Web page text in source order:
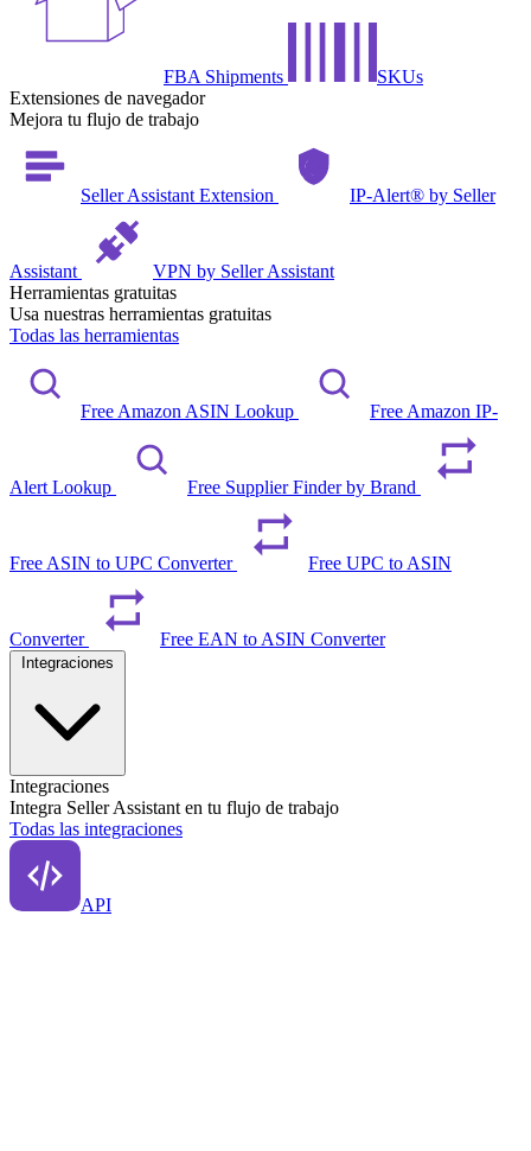
FBA Shipments
SKUs
Extensiones de navegador
Mejora tu flujo de trabajo
Seller Assistant Extension IP-Alert® by Seller
Assistant
VPN by Seller Assistant
Herramientas gratuitas
Usa nuestras herramientas gratuitas
Todas las herramientas
Free Amazon ASIN Lookup Free Amazon IP-
Alert Lookup Free Supplier Finder by Brand
Free ASIN to UPC Converter Free UPC to ASIN
Converter Free EAN to ASIN Converter
Integraciones
Integra Seller Assistant en tu flujo de trabajo
Todas las integraciones
API